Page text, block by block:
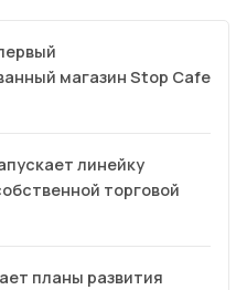
магазин Stop Cafe
линейку
торговой
планы развития